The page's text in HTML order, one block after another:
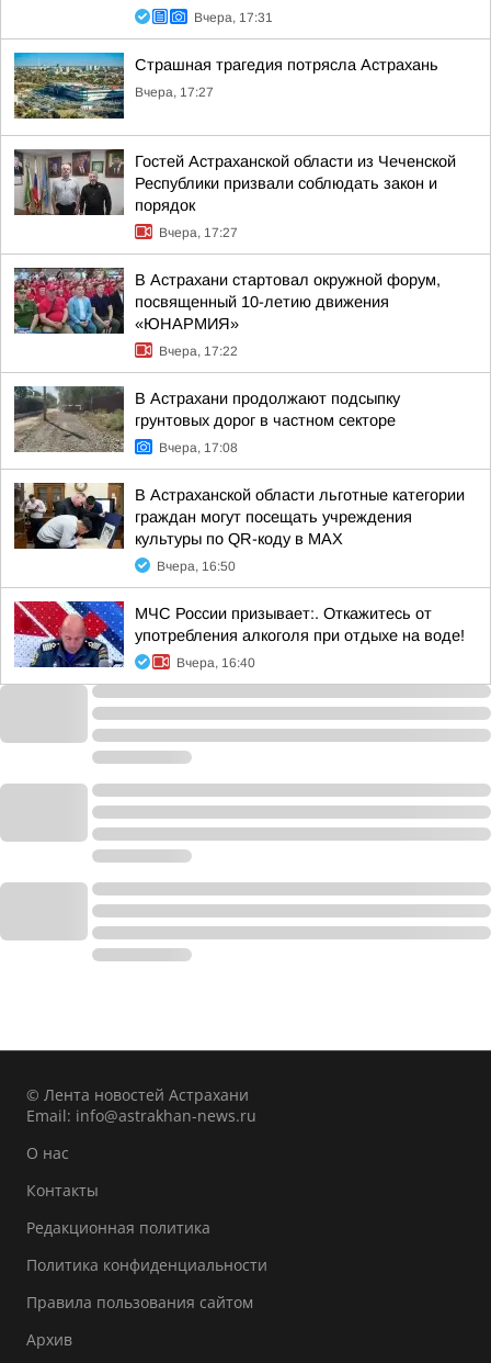
Вчера, 17:31
Страшная трагедия потрясла Астрахань
Вчера, 17:27
Гостей Астраханской области из Чеченской
Республики призвали соблюдать закон и
порядок
Вчера, 17:27
В Астрахани стартовал окружной форум,
посвященный 10-летию движения
«ЮНАРМИЯ»
Вчера, 17:22
В Астрахани продолжают подсыпку
грунтовых дорог в частном секторе
Вчера, 17:08
В Астраханской области льготные категории
граждан могут посещать учреждения
культуры по QR-коду в МАХ
Вчера, 16:50
МЧС России призывает:. Откажитесь от
употребления алкоголя при отдыхе на воде!
Вчера, 16:40
© Лента новостей Астрахани
Email: info@astrakhan-news.ru
О нас
Контакты
Редакционная политика
Политика конфиденциальности
Правила пользования сайтом
Архив